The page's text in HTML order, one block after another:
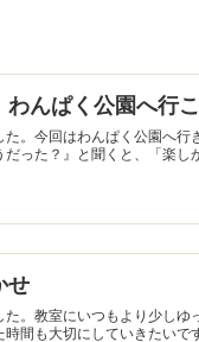
んぱく公園へ行
た。今回はわんぱく公園へ
った？』と聞くと、「楽
せ
。教室にいつもより少し